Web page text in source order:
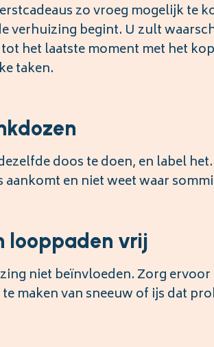
zo vroeg mogelijk te
verhuizing begint. U zult
het laatste moment met het
taken.
doos te doen, en label
en niet weet waar
looppaden vrij
niet beïnvloeden. Zorg
maken van sneeuw of ijs dat